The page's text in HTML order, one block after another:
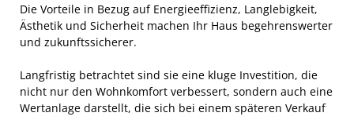
Die Vorteile in Bezug auf Energieeffizienz, Langlebigkeit,
Ästhetik und Sicherheit machen Ihr Haus begehrenswerter
und zukunftssicherer.
Langfristig betrachtet sind sie eine kluge Investition, die
nicht nur den Wohnkomfort verbessert, sondern auch eine
Wertanlage darstellt, die sich bei einem späteren Verkauf